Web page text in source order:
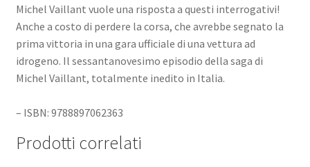
Michel Vaillant vuole una risposta a questi interrogativi!
Anche a costo di perdere la corsa, che avrebbe segnato la
prima vittoria in una gara ufficiale di una vettura ad
idrogeno. Il sessantanovesimo episodio della saga di
Michel Vaillant, totalmente inedito in Italia.
– ISBN: 9788897062363
Prodotti correlati